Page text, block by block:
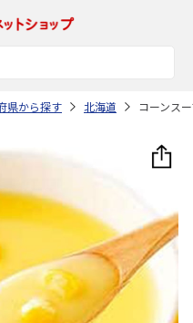
県から探す 北海道 コーンス